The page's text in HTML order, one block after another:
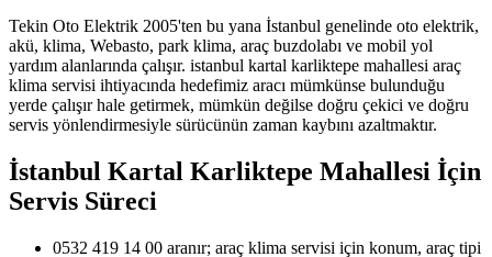
Tekin Oto Elektrik 2005'ten bu yana İstanbul genelinde oto elektrik,
akü, klima, Webasto, park klima, araç buzdolabı ve mobil yol
yardım alanlarında çalışır. istanbul kartal karliktepe mahallesi araç
klima servisi ihtiyacında hedefimiz aracı mümkünse bulunduğu
yerde çalışır hale getirmek, mümkün değilse doğru çekici ve doğru
servis yönlendirmesiyle sürücünün zaman kaybını azaltmaktır.
İstanbul Kartal Karliktepe Mahallesi İçin
Servis Süreci
0532 419 14 00 aranır; araç klima servisi için konum, araç tipi